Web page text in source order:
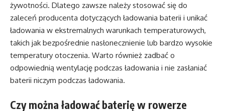
żywotności. Dlatego zawsze należy stosować się do
zaleceń producenta dotyczących ładowania baterii i unikać
ładowania w ekstremalnych warunkach temperaturowych,
takich jak bezpośrednie nasłonecznienie lub bardzo wysokie
temperatury otoczenia. Warto również zadbać o
odpowiednią wentylację podczas ładowania i nie zasłaniać
baterii niczym podczas ładowania.
Czy można ładować baterię w rowerze